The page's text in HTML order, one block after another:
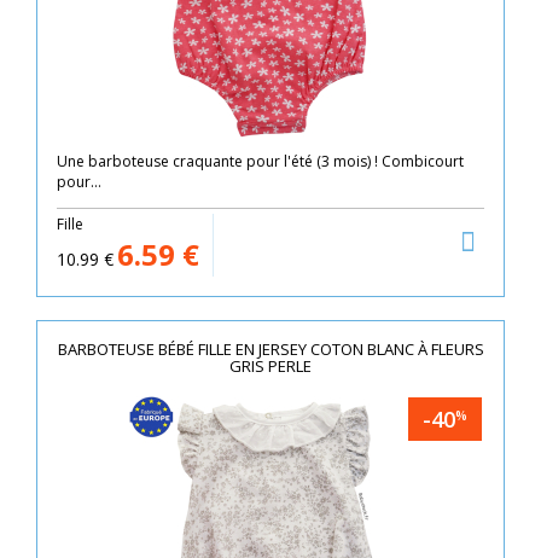
Une barboteuse craquante pour l'été (3 mois) ! Combicourt
pour...
Fille
10.99 € 6.59 €
BARBOTEUSE BÉBÉ FILLE EN JERSEY COTON BLANC À FLEURS
GRIS PERLE
-40%